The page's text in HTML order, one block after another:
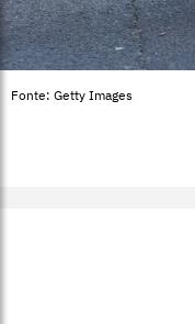
Fonte: Getty Images